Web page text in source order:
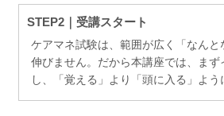
STEP2｜受講スタート
ケアマネ試験は、範囲が広く「なん
伸びません。だから本講座では、まず
し、「覚える」より「頭に入る」よう